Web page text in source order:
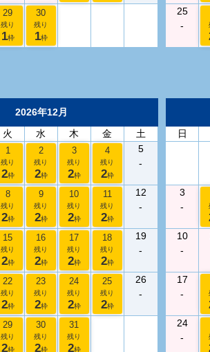
29
残り
1枠
30
残り
1枠
25
-
2026年12月
火 水 木 金 土
1
残り
2枠
2
残り
2枠
3
残り
2枠
4
残り
2枠
5
-
8
残り
2枠
9
残り
2枠
10
残り
2枠
11
残り
2枠
12
-
15
残り
2枠
16
残り
2枠
17
残り
2枠
18
残り
2枠
19
-
22
残り
2枠
23
残り
2枠
24
残り
2枠
25
残り
2枠
26
-
29
残り
2枠
30
残り
2枠
31
残り
2枠
日
3
-
10
-
17
-
24
-